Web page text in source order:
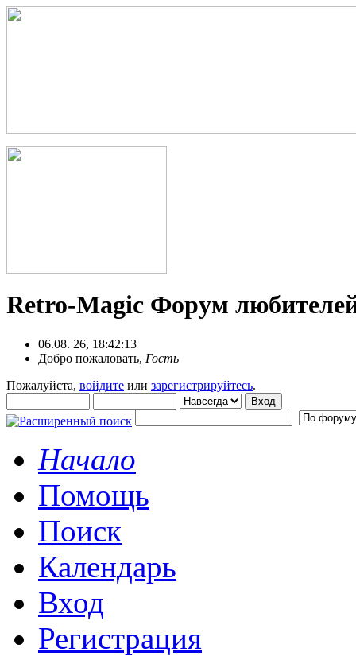
Retro-Magic Форум
06.08. 26, 18:42:13
Добро пожаловать, Гость
Пожалуйста, войдите или зарегистрируйтесь.
Начало
Помощь
Поиск
Календарь
Вход
Регистрация